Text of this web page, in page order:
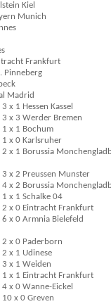
Kiel
Munich
Frankfurt
Pinneberg
Madrid
x 1 Hessen Kassel
x 3 Werder Bremen
x 1 Bochum
x 0 Karlsruher
x 1 Borussia
x 2 Preussen Munster
x 2 Borussia
x 1 Schalke 04
x 0 Eintracht Frankfurt
x 0 Armnia Bielefeld
x 0 Paderborn
x 1 Udinese
x 1 Weiden
x 1 Eintracht Frankfurt
x 0 Wanne-Eickel
x 0 Greven